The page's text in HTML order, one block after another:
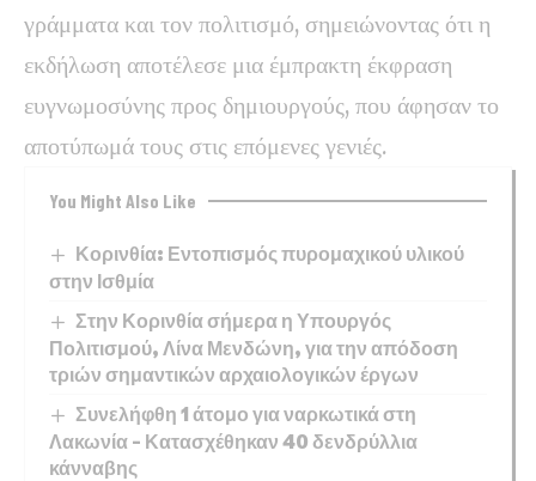
γράμματα και τον πολιτισμό, σημειώνοντας ότι η
εκδήλωση αποτέλεσε μια έμπρακτη έκφραση
ευγνωμοσύνης προς δημιουργούς, που άφησαν το
αποτύπωμά τους στις επόμενες γενιές.
You Might Also Like
Κορινθία: Εντοπισμός πυρομαχικού υλικού
στην Ισθμία
Στην Κορινθία σήμερα η Υπουργός
Πολιτισμού, Λίνα Μενδώνη, για την απόδοση
τριών σημαντικών αρχαιολογικών έργων
Συνελήφθη 1 άτομο για ναρκωτικά στη
Λακωνία – Κατασχέθηκαν 40 δενδρύλλια
κάνναβης